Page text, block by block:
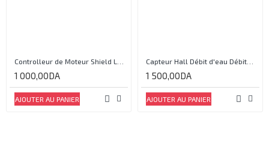
1 000,00DA
AJOUTER AU PANIER
Capteur Hall Débit d'eau Débitmètre Contrôle 1-30L Eau / min 1.75MPa
1 500,00DA
AJOUTER AU PANIER